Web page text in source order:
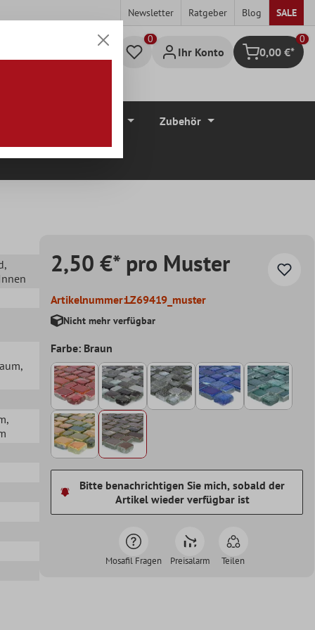
Newsletter Ratgeber Blog SALE
Ihr Konto Warenkorb
0
0,00 €*
Zubehör
,
,
,
2,50 €* pro Muster
Artikelnummer:LZ69419_muster
Nicht mehr verfügbar
Farbe: Braun
Bitte benachrichtigen Sie mich, sobald der
Artikel wieder verfügbar ist
Mosafil Fragen Preisalarm Teilen